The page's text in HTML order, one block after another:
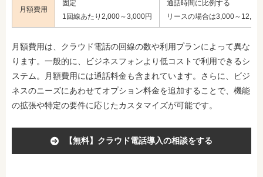
月額費用
固定
1回線あたり2,000～3,000円
通話時間に比例する
リースの場合は3,000～
月額費用は、クラウド電話の回線の数や利用プランによって異な
ります。一般的に、ビジネスフォンより低コストで利用できるシ
ステム。月額費用には通話料金も含まれています。さらに、ビジ
ネスのニーズにあわせてオプション料金を追加することで、機能
の拡張や特定の要件に応じたカスタマイズが可能です。
【無料】クラウド電話導入の相談をする